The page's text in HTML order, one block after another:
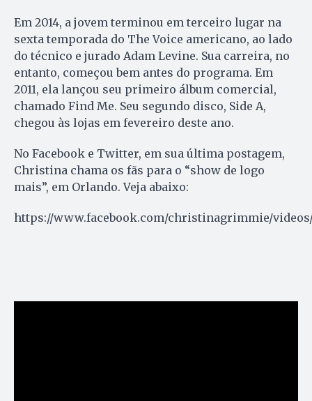
Em 2014, a jovem terminou em terceiro lugar na
sexta temporada do The Voice americano, ao lado
do técnico e jurado Adam Levine. Sua carreira, no
entanto, começou bem antes do programa. Em
2011, ela lançou seu primeiro álbum comercial,
chamado Find Me. Seu segundo disco, Side A,
chegou às lojas em fevereiro deste ano.
No Facebook e Twitter, em sua última postagem,
Christina chama os fãs para o “show de logo
mais”, em Orlando. Veja abaixo:
https://www.facebook.com/christinagrimmie/videos/